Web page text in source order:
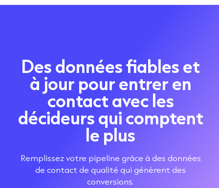
Des données fiables et
à jour pour entrer en
contact avec les
décideurs qui comptent
le plus
Remplissez votre pipeline grâce à des données
de contact de qualité qui génèrent des
conversions.